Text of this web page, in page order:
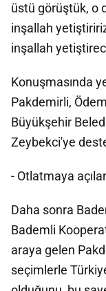
üstü görüştük, o
inşallah
inşallah
Konuşmasında
Pakdemirli,
Büyükşehir
Zeybekci'ye
- Otlatmaya
Daha sonra
Bademli
araya gelen
seçimlerle